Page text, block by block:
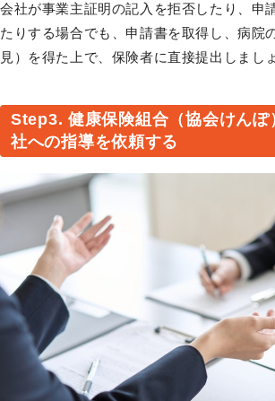
会社が事業主証明の記入を拒否したり、申
たりする場合でも、申請書を取得し、病院
見）を得た上で、保険者に直接提出しまし
Step3. 健康保険組合（協会けんぽ
社への指導を依頼する